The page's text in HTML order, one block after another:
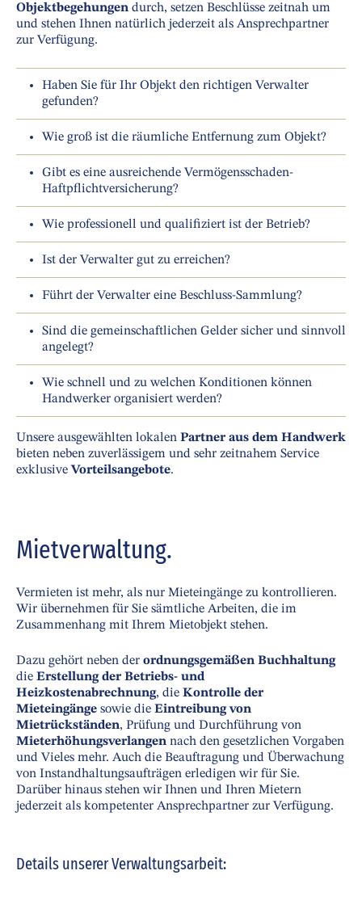
Objektbegehungen durch, setzen Beschlüsse zeitnah um
und stehen Ihnen natürlich jederzeit als Ansprechpartner
zur Verfügung.
Haben Sie für Ihr Objekt den richtigen Verwalter
gefunden?
Wie groß ist die räumliche Entfernung zum Objekt?
Gibt es eine ausreichende Vermögensschaden-
Haftpflichtversicherung?
Wie professionell und qualifiziert ist der Betrieb?
Ist der Verwalter gut zu erreichen?
Führt der Verwalter eine Beschluss-Sammlung?
Sind die gemeinschaftlichen Gelder sicher und sinnvoll
angelegt?
Wie schnell und zu welchen Konditionen können
Handwerker organisiert werden?
Unsere ausgewählten lokalen Partner aus dem Handwerk
bieten neben zuverlässigem und sehr zeitnahem Service
exklusive Vorteilsangebote.
Mietverwaltung.
Vermieten ist mehr, als nur Mieteingänge zu kontrollieren.
Wir übernehmen für Sie sämtliche Arbeiten, die im
Zusammenhang mit Ihrem Mietobjekt stehen.
Dazu gehört neben der ordnungsgemäßen Buchhaltung
die Erstellung der Betriebs- und
Heizkostenabrechnung, die Kontrolle der
Mieteingänge sowie die Eintreibung von
Mietrückständen, Prüfung und Durchführung von
Mieterhöhungsverlangen nach den gesetzlichen Vorgaben
und Vieles mehr. Auch die Beauftragung und Überwachung
von Instandhaltungsaufträgen erledigen wir für Sie.
Darüber hinaus stehen wir Ihnen und Ihren Mietern
jederzeit als kompetenter Ansprechpartner zur Verfügung.
Details unserer Verwaltungsarbeit: